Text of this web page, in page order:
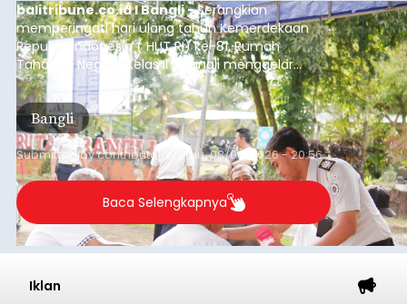
balitribune.co.id I Bangli -Serangkian
memperingati hari ulang tahun Kemerdekaan
Republik Indonesia ( HUT RI) ke-81, Rumah
Tahanan Negara Kelas II B Bangli menggelar
kegiatan pemeriksaan kesehatan gratis, Rabu
(6/8/2026).
Bangli
Submitted bycontributor Thu, 08/06/2026 - 20:56
Baca Selengkapnya
Iklan